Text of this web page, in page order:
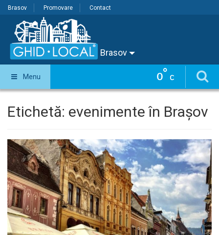
Brasov Promovare Contact
Brasov
0° C
Menu
Etichetă: evenimente în Brașov